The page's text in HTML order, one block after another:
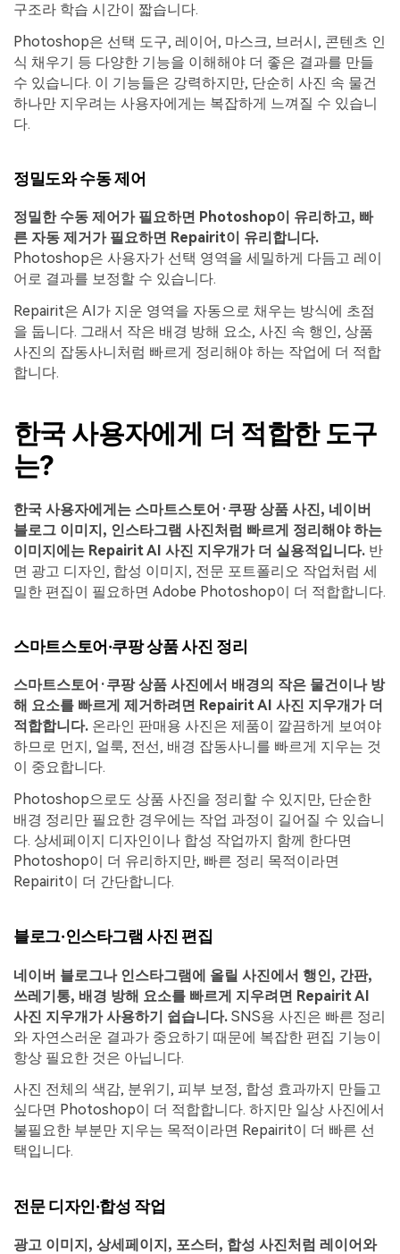
구조라 학습 시간이 짧습니다.
Photoshop은 선택 도구, 레이어, 마스크, 브러시, 콘텐츠 인
식 채우기 등 다양한 기능을 이해해야 더 좋은 결과를 만들
수 있습니다. 이 기능들은 강력하지만, 단순히 사진 속 물건
하나만 지우려는 사용자에게는 복잡하게 느껴질 수 있습니
다.
정밀도와 수동 제어
정밀한 수동 제어가 필요하면 Photoshop이 유리하고, 빠
른 자동 제거가 필요하면 Repairit이 유리합니다.
Photoshop은 사용자가 선택 영역을 세밀하게 다듬고 레이
어로 결과를 보정할 수 있습니다.
Repairit은 AI가 지운 영역을 자동으로 채우는 방식에 초점
을 둡니다. 그래서 작은 배경 방해 요소, 사진 속 행인, 상품
사진의 잡동사니처럼 빠르게 정리해야 하는 작업에 더 적합
합니다.
한국 사용자에게 더 적합한 도구
는?
한국 사용자에게는 스마트스토어·쿠팡 상품 사진, 네이버
블로그 이미지, 인스타그램 사진처럼 빠르게 정리해야 하는
이미지에는 Repairit AI 사진 지우개가 더 실용적입니다. 반
면 광고 디자인, 합성 이미지, 전문 포트폴리오 작업처럼 세
밀한 편집이 필요하면 Adobe Photoshop이 더 적합합니다.
스마트스토어·쿠팡 상품 사진 정리
스마트스토어·쿠팡 상품 사진에서 배경의 작은 물건이나 방
해 요소를 빠르게 제거하려면 Repairit AI 사진 지우개가 더
적합합니다. 온라인 판매용 사진은 제품이 깔끔하게 보여야
하므로 먼지, 얼룩, 전선, 배경 잡동사니를 빠르게 지우는 것
이 중요합니다.
Photoshop으로도 상품 사진을 정리할 수 있지만, 단순한
배경 정리만 필요한 경우에는 작업 과정이 길어질 수 있습니
다. 상세페이지 디자인이나 합성 작업까지 함께 한다면
Photoshop이 더 유리하지만, 빠른 정리 목적이라면
Repairit이 더 간단합니다.
블로그·인스타그램 사진 편집
네이버 블로그나 인스타그램에 올릴 사진에서 행인, 간판,
쓰레기통, 배경 방해 요소를 빠르게 지우려면 Repairit AI
사진 지우개가 사용하기 쉽습니다. SNS용 사진은 빠른 정리
와 자연스러운 결과가 중요하기 때문에 복잡한 편집 기능이
항상 필요한 것은 아닙니다.
사진 전체의 색감, 분위기, 피부 보정, 합성 효과까지 만들고
싶다면 Photoshop이 더 적합합니다. 하지만 일상 사진에서
불필요한 부분만 지우는 목적이라면 Repairit이 더 빠른 선
택입니다.
전문 디자인·합성 작업
광고 이미지, 상세페이지, 포스터, 합성 사진처럼 레이어와